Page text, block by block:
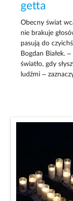
getta
Obecny świat
nie brakuje
pasują do
Bogdan Białek.
światło, gdy
ludźmi –